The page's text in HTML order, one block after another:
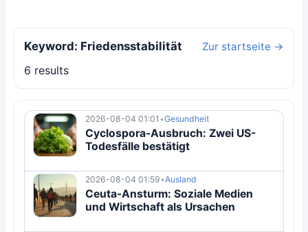
Keyword: Friedensstabilität Zur startseite →
6 results
2026-08-04 01:01 •Gesundheit
Cyclospora-Ausbruch: Zwei US-
Todesfälle bestätigt
2026-08-04 01:59•Ausland
Ceuta-Ansturm: Soziale Medien
und Wirtschaft als Ursachen